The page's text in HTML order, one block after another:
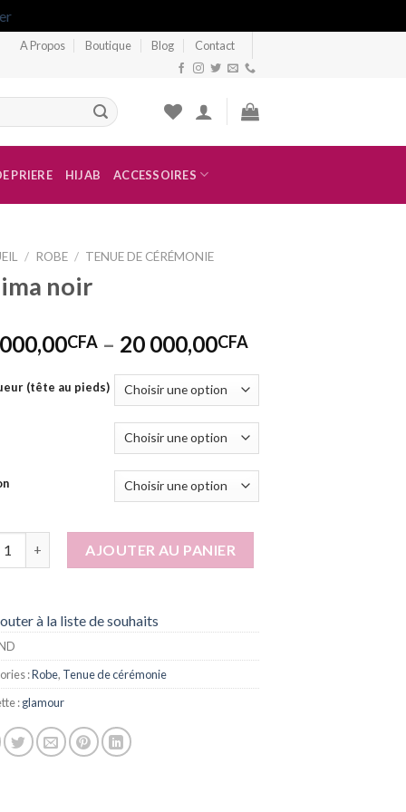
A Propos Boutique Blog Contact
PRIERE HIJAB ACCESSOIRES
/ ROBE / TENUE DE CÉRÉMONIE
noir
CFA – 20 000,00CFA
(tête au pieds)
AJOUTER AU PANIER
à la liste de souhaits
:Robe, Tenue de cérémonie
:glamour